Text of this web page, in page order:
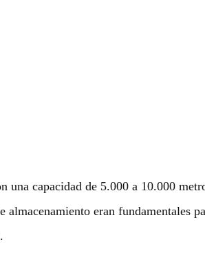
capacidad de 5.000 a 10.000
eran fundamentales